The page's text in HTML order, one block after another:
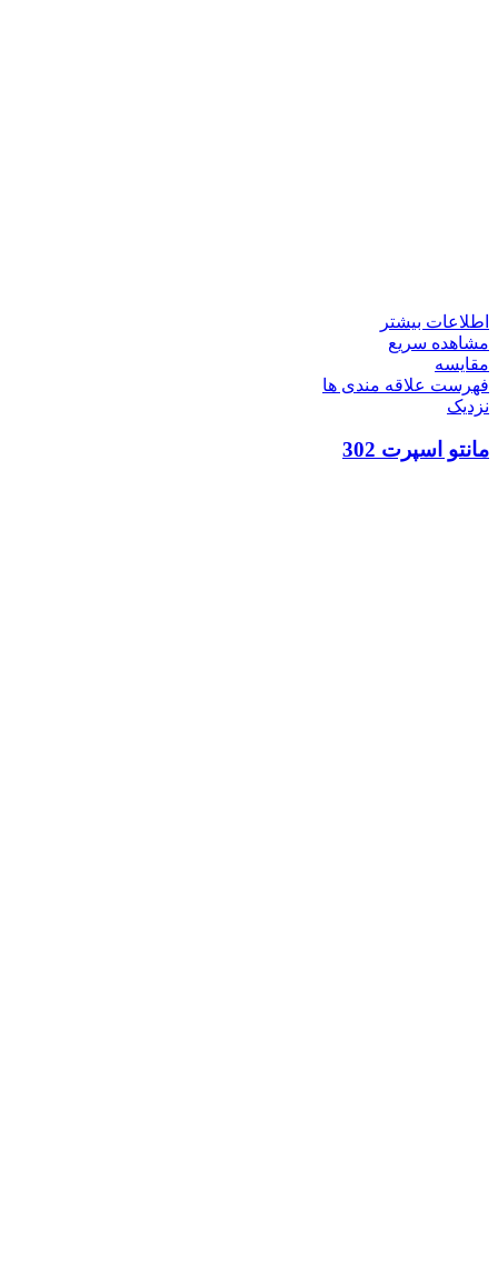
اطلاعات بیشتر
مشاهده سریع
مقایسه
فهرست علاقه مندی ها
نزدیک
مانتو اسپرت 302